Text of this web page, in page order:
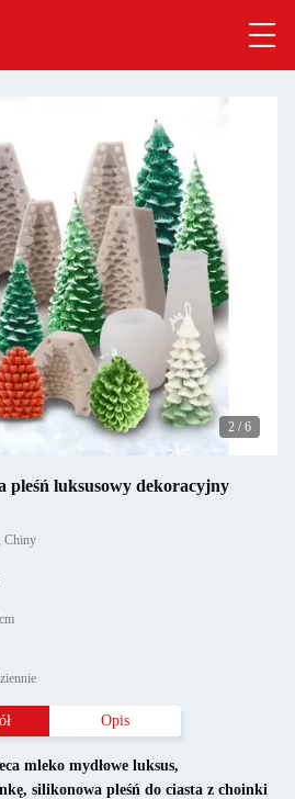
2 / 6
pleśń luksusowy dekoracyjny
Chiny
Opis
mleko mydłowe luksus,
, silikonowa pleśń do ciasta z choinki